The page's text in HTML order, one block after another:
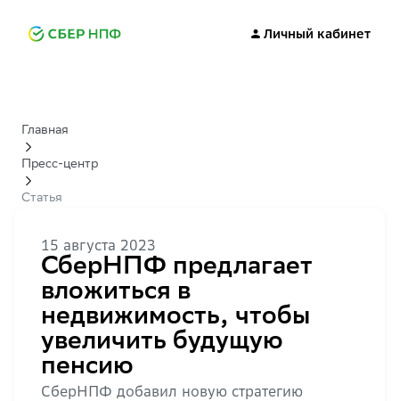
Личный кабинет
Главная
Пресс-центр
Статья
15 августа 2023
СберНПФ предлагает
вложиться в
недвижимость, чтобы
увеличить будущую
пенсию
СберНПФ добавил новую стратегию